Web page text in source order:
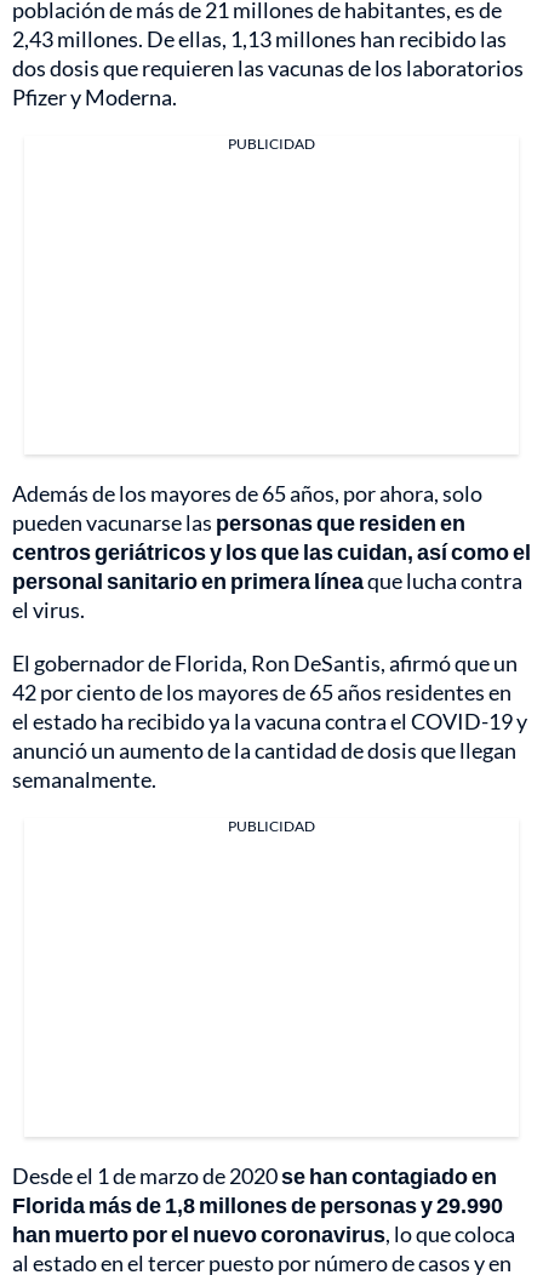
población de más de 21 millones de habitantes, es de
2,43 millones. De ellas, 1,13 millones han recibido las
dos dosis que requieren las vacunas de los laboratorios
Pfizer y Moderna.
PUBLICIDAD
Además de los mayores de 65 años, por ahora, solo
pueden vacunarse las personas que residen en
centros geriátricos y los que las cuidan, así como el
personal sanitario en primera líneaque lucha contra
el virus.
El gobernador de Florida, Ron DeSantis, afirmó que un
42 por ciento de los mayores de 65 años residentes en
el estado ha recibido ya la vacuna contra el COVID-19 y
anunció un aumento de la cantidad de dosis que llegan
semanalmente.
PUBLICIDAD
Desde el 1 de marzo de 2020se han contagiado en
Florida más de 1,8 millones de personas y 29.990
han muerto por el nuevo coronavirus, lo que coloca
al estado en el tercer puesto por número de casos y en